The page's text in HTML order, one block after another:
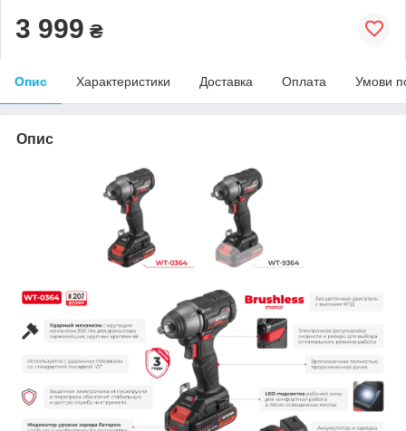
3 999 ₴
Опис Характеристики Доставка Оплата Умови
Опис